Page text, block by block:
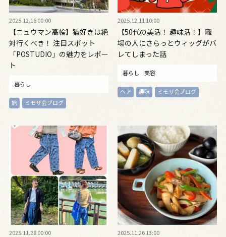
2025.12.16 00:00
【ニュウマン高輪】猫好きは絶
対行くべき！ 注目スポット
「POSTUDIO」の魅力をレポー
ト
暮らし
旅 ミモザ会ブログ
2025.12.11 10:00
【50代の美活！ 趣味活！】職
場の人にさらっとウィッグがバ
レてしまった話
暮らし 美容
ヘア 趣味 ミモザ会ブログ
2025.11.28 00:00 2025.11.26 13:00